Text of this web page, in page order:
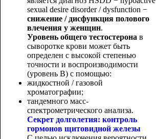
sexual desire disorder / dysfunction −
снижение / дисфункция полового
влечения у женщин.
Уровень общего тестостерона в
сыворотке крови может быть
определен с высокой степенью
точности и воспроизводимости
(уровень В) с помощью:
жидкостной / газовой
хроматографии;
тандемного масс-
спектрометрического анализа.
Секрет долголетия: контроль
гормонов щитовидной железы